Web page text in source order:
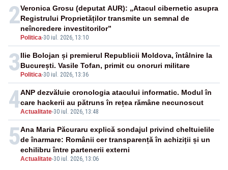
2
Politica-30 iul. 2026, 13:10
Veronica Grosu (deputat AUR): „Atacul cibernetic asupra
Registrului Proprietăților transmite un semnal de
neîncredere investitorilor”
3 Politica-30 iul. 2026, 13:36
Ilie Bolojan și premierul Republicii Moldova, întâlnire la
București. Vasile Tofan, primit cu onoruri militare
4Actualitate-30 iul. 2026, 13:48
ANP dezvăluie cronologia atacului informatic. Modul în
care hackerii au pătruns în rețea rămâne necunoscut
5
Actualitate-30 iul. 2026, 13:06
Ana Maria Păcuraru explică sondajul privind cheltuielile
de înarmare: Românii cer transparență în achiziții și un
echilibru între partenerii externi